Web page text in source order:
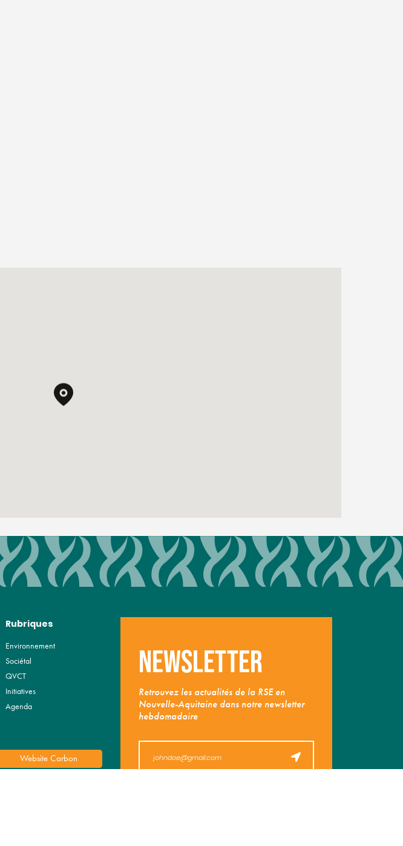
Rubriques
Environnement
Sociétal
QVCT
Initiatives
Agenda
Website Carbon
Newsletter
Retrouvez les actualités de la RSE en
Nouvelle-Aquitaine dans notre newsletter
hebdomadaire